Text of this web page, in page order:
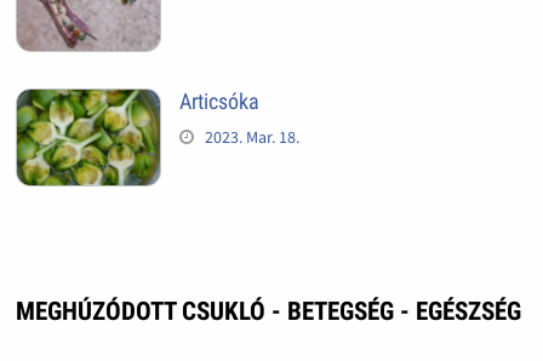
Articsóka
2023. Mar. 18.
MEGHÚZÓDOTT CSUKLÓ - BETEGSÉG - EGÉSZSÉG